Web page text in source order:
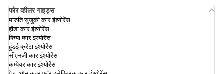
फ़िक्स्ड और इंडेम्निटी बेनिफ़िट मेडिकल इंश्योरेंस
फोर व्हीलर गाइड्स
मारुति सुजुकी कार इंश्योरेंस
होंडा कार इंश्योरेंस
किया कार इंश्योरेंस
हुंडई क्रेटा इंश्योरेंस
सीएनजी कार इंश्योरेंस
कम्पेयर कार इंश्योरेंस